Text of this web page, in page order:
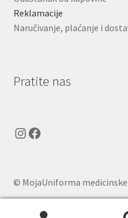
Reklamacije
Naručivanje, plaćanje i
Pratite nas
Instagram
Facebook
© MojaUniforma
.